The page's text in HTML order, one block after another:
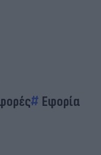
Εφορία